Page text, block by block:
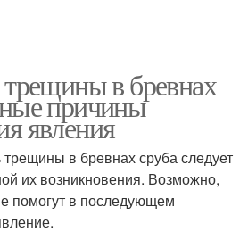
трещины в бревнах
причины
явления
в бревнах сруба следует
их возникновения. Возможно,
помогут в последующем